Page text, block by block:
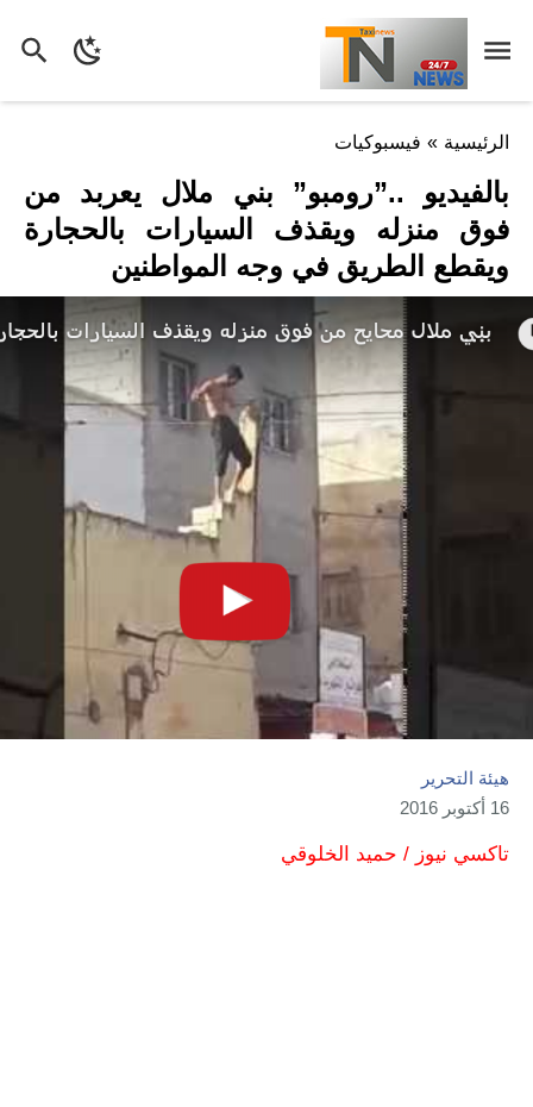
الرئيسية » فيسبوكيات
بالفيديو ..”رومبو” بني ملال يعربد من
فوق منزله ويقذف السيارات بالحجارة
ويقطع الطريق في وجه المواطنين
هيئة التحرير
16 أكتوبر 2016
تاكسي نيوز / حميد الخلوقي